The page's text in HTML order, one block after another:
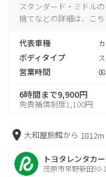
スタンダード・ミドル
捨てなどの詳細は、こ
代表車種
ボディタイプ
営業時間
6時間まで9,900円
免責補償制度1,100円
大和屋旅館から 1812m
トヨタレンタカ
茂原市早野新田90-1